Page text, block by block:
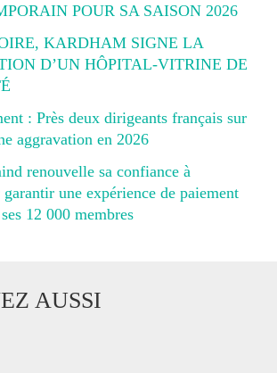
POUR SA SAISON 2026
KARDHAM SIGNE LA
D’UN HÔPITAL-VITRINE DE
: Près deux dirigeants français sur
aggravation en 2026
renouvelle sa confiance à
une expérience de paiement
12 000 membres
AUSSI